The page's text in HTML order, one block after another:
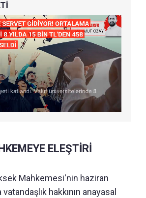
ELEŞTİRİ
Mahkemesi'nin haziran
hakkının anayasal